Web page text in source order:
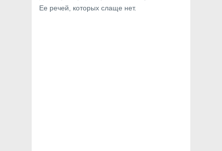
Ее речей, которых слаще нет.